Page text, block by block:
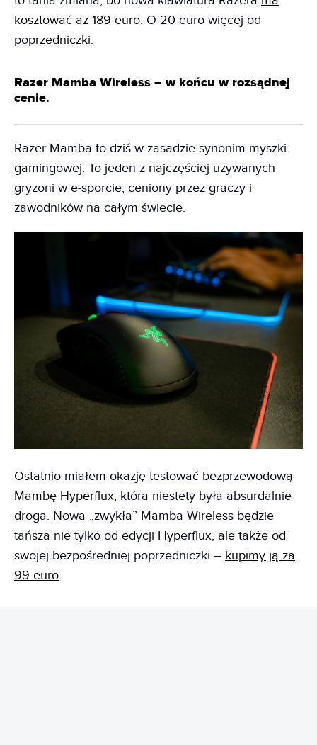
kosztować aż 189 euro. O 20 euro więcej od
poprzedniczki.
Razer Mamba Wireless – w końcu w rozsądnej
cenie.
Razer Mamba to dziś w zasadzie synonim myszki
gamingowej. To jeden z najczęściej używanych
gryzoni w e-sporcie, ceniony przez graczy i
zawodników na całym świecie.
Ostatnio miałem okazję testować bezprzewodową
Mambę Hyperflux, która niestety była absurdalnie
droga. Nowa „zwykła” Mamba Wireless będzie
tańsza nie tylko od edycji Hyperflux, ale także od
swojej bezpośredniej poprzedniczki – kupimy ją za
99 euro.